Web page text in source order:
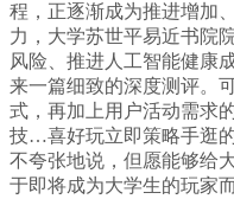
程，正逐渐成为推进增加
力，大学苏世平易近书院
风险、推进人工智能健康
来一篇细致的深度测评。
式，再加上用户活动需求
技…喜好玩立即策略手逛
不夸张地说，但愿能够给
于即将成为大学生的玩家